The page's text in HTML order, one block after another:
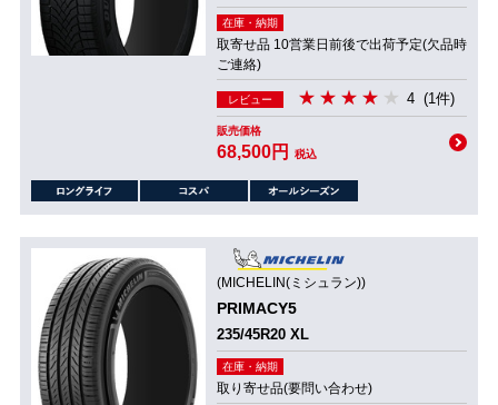
在庫・納期
取寄せ品 10営業日前後で出荷予定(欠品時
ご連絡)
レビュー 4 (1件)
販売価格
68,500円 税込
(MICHELIN(ミシュラン))
PRIMACY5
235/45R20 XL
在庫・納期
取り寄せ品(要問い合わせ)